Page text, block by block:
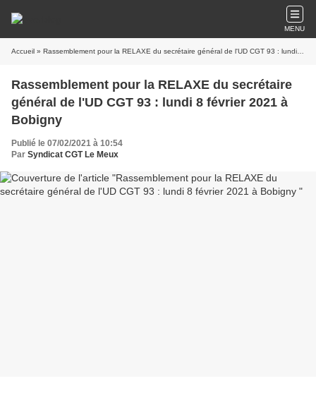
MENU
Accueil » Rassemblement pour la RELAXE du secrétaire général de l'UD CGT 93 : lundi 8 février 2021 à Bobigny
Rassemblement pour la RELAXE du secrétaire
général de l'UD CGT 93 : lundi 8 février 2021 à
Bobigny
Publié le 07/02/2021 à 10:54
Par Syndicat CGT Le Meux